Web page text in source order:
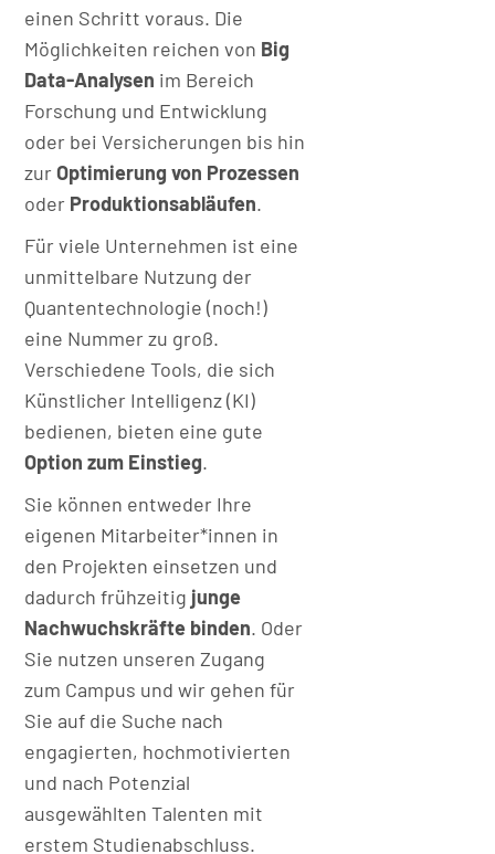
einen Schritt voraus. Die
Möglichkeiten reichen von Big
Data-Analysen im Bereich
Forschung und Entwicklung
oder bei Versicherungen bis hin
zurOptimierung von Prozessen
oder Produktionsabläufen.
Für viele Unternehmen ist eine
unmittelbare Nutzung der
Quantentechnologie (noch!)
eine Nummer zu groß.
Verschiedene Tools, die sich
Künstlicher Intelligenz (KI)
bedienen, bieten eine gute
Option zum Einstieg.
Sie können entweder Ihre
eigenen Mitarbeiter*innen in
den Projekten einsetzen und
dadurch frühzeitig junge
Nachwuchskräfte binden. Oder
Sie nutzen unseren Zugang
zum Campus und wir gehen für
Sie auf die Suche nach
engagierten, hochmotivierten
und nach Potenzial
ausgewählten Talenten mit
erstem Studienabschluss.